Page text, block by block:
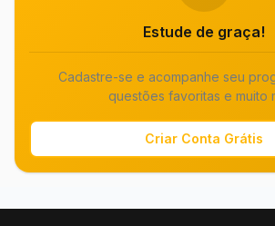
Estude de graça!
Cadastre-se e acompanhe seu
questões favoritas e muito
Criar Conta Grátis